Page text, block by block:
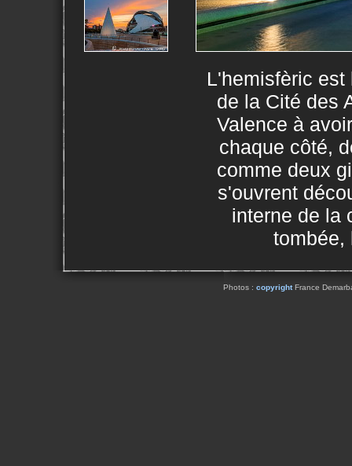
L'hemisfèric
de la Cité des
Valence à
chaque côté,
comme deux
s'ouvrent
interne de la
tombée,
Photos : copyrightFrance